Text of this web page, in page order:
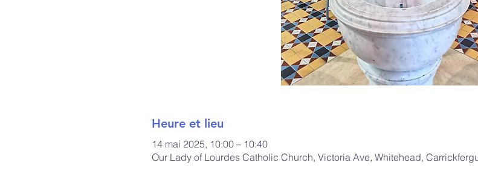
Heure et lieu
14 mai 2025, 10:00 – 10:40
Our Lady of Lourdes Catholic Church, Victoria Ave, Whitehead,